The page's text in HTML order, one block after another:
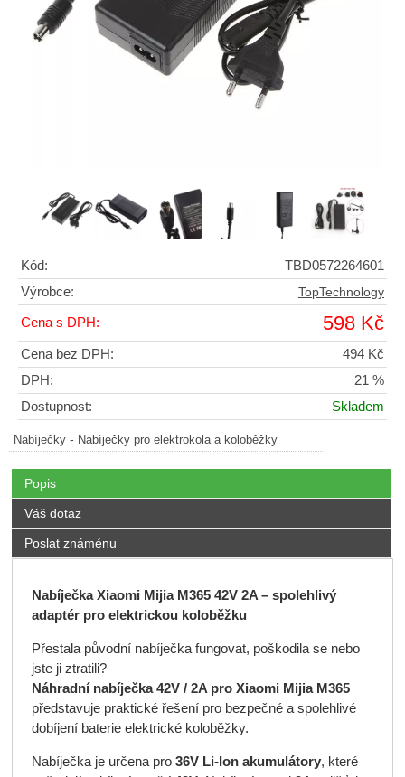
Kód:
TBD0572264601
Výrobce:
TopTechnology
Cena s DPH: 598 Kč
Cena bez DPH:
494 Kč
DPH:
21 %
Dostupnost:
Skladem
Nabíječky - Nabíječky pro elektrokola a koloběžky
Popis
Váš dotaz
Poslat známénu
Nabíječka Xiaomi Mijia M365 42V 2A – spolehlivý
adaptér pro elektrickou koloběžku
Přestala původní nabíječka fungovat, poškodila se nebo
jste ji ztratili?
Náhradní nabíječka 42V / 2A pro Xiaomi Mijia M365
představuje praktické řešení pro bezpečné a spolehlivé
dobíjení baterie elektrické koloběžky.
Nabíječka je určena pro 36V Li-Ion akumulátory, které